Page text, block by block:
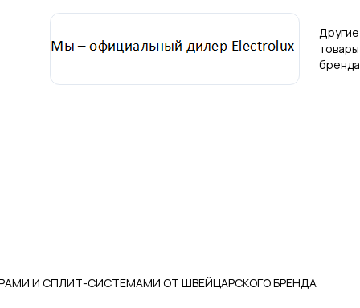
Другие
товары
бренда
И СПЛИТ-СИСТЕМАМИ ОТ ШВЕЙЦАРСКОГО БРЕНДА